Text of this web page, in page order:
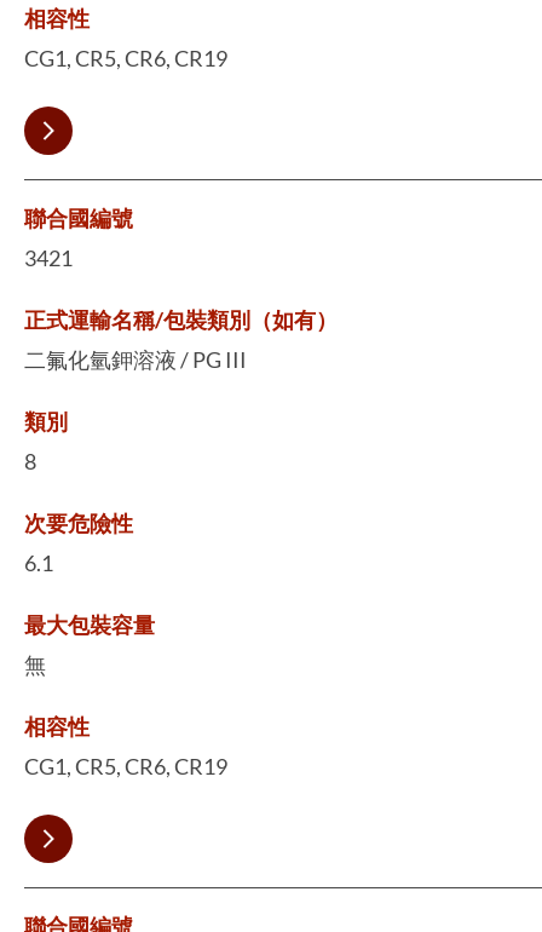
相容性
CG1, CR5, CR6, CR19
聯合國編號
3421
正式運輸名稱/包裝類別（如有）
二氟化氫鉀溶液 / PG III
類別
8
次要危險性
6.1
最大包裝容量
無
相容性
CG1, CR5, CR6, CR19
聯合國編號